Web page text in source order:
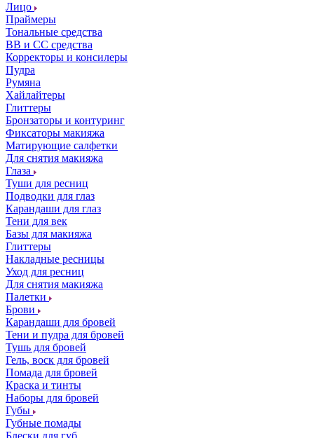
Лицо
Праймеры
Тональные средства
ВВ и СС средства
Корректоры и консилеры
Пудра
Румяна
Хайлайтеры
Глиттеры
Бронзаторы и контуринг
Фиксаторы макияжа
Матирующие салфетки
Для снятия макияжа
Глаза
Туши для ресниц
Подводки для глаз
Карандаши для глаз
Тени для век
Базы для макияжа
Глиттеры
Накладные ресницы
Уход для ресниц
Для снятия макияжа
Палетки
Брови
Карандаши для бровей
Тени и пудра для бровей
Тушь для бровей
Гель, воск для бровей
Помада для бровей
Краска и тинты
Наборы для бровей
Губы
Губные помады